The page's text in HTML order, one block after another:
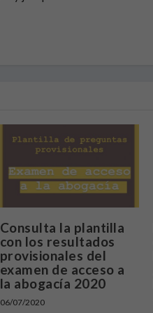
Consulta la plantilla
con los resultados
provisionales del
examen de acceso a
la abogacía 2020
06/07/2020